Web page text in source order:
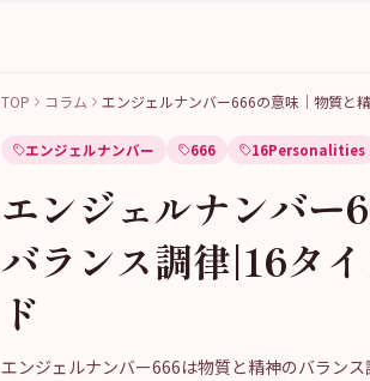
TOP コラム エンジェルナンバー666の意味｜物質と精
エンジェルナンバー 666 16Personalities
エンジェルナンバー
バランス調律|16タ
ド
エンジェルナンバー666は物質と精神のバラン